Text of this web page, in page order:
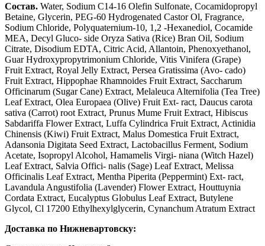
Состав. Water, Sodium C14-16 Olefin Sulfonate, Cocamidopropyl
Betaine, Glycerin, PEG-60 Hydrogenated Castor Ol, Fragrance,
Sodium Chloride, Polyquaternium-10, 1,2 -Hexanediol, Cocamide
MEA, Decyl Gluco- side Oryza Sativa (Rice) Bran Oil, Sodium
Citrate, Disodium EDTA, Citric Acid, Allantoin, Phenoxyethanol,
Guar Hydroxypropytrimonium Chloride, Vitis Vinifera (Grape)
Fruit Extract, Royal Jelly Extract, Persea Gratissima (Avo- cado)
Fruit Extract, Hippophae Rhamnoides Fruit Extract, Saccharum
Officinarum (Sugar Cane) Extract, Melaleuca Alternifolia (Tea Tree)
Leaf Extract, Olea Europaea (Olive) Fruit Ext- ract, Daucus carota
sativa (Carrot) root Extract, Prunus Mume Fruit Extract, Hibiscus
Sabdariffa Flower Extract, Luffa Cylindrica Fruit Extract, Actinidia
Chinensis (Kiwi) Fruit Extract, Malus Domestica Fruit Extract,
Adansonia Digitata Seed Extract, Lactobacillus Ferment, Sodium
Acetate, Isopropyl Alcohol, Hamamelis Virgi- niana (Witch Hazel)
Leaf Extract, Salvia Offici- nalis (Sage) Leaf Extract, Melissa
Officinalis Leaf Extract, Mentha Piperita (Peppermint) Ext- ract,
Lavandula Angustifolia (Lavender) Flower Extract, Houttuynia
Cordata Extract, Eucalyptus Globulus Leaf Extract, Butylene
Glycol, Cl 17200 Ethylhexylglycerin, Cynanchum Atratum Extract
Доставка по Нижневартовску: